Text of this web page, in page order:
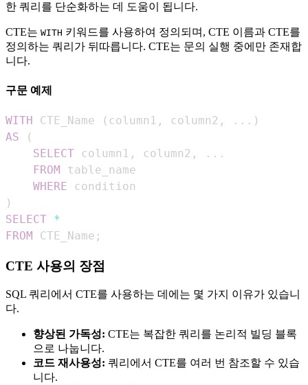
한 쿼리를 단순화하는 데 도움이 됩니다.
CTE는 WITH 키워드를 사용하여 정의되며, CTE 이름과 CTE를
정의하는 쿼리가 뒤따릅니다. CTE는 문의 실행 중에만 존재합
니다.
구문 예제
WITH CTE_Name ( column1 , column2 , . . . )
AS
(
SELECT column1 , column2 , . . .
FROM
WHERE
)
SELECT *
FROM CTE_Name ;
CTE 사용의 장점
SQL 쿼리에서 CTE를 사용하는 데에는 몇 가지 이유가 있습니
다.
향상된 가독성: CTE는 복잡한 쿼리를 논리적 빌딩 블록
으로 나눕니다.
코드 재사용성: 쿼리에서 CTE를 여러 번 참조할 수 있습
니다.